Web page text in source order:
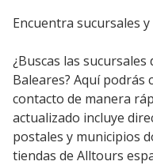
Encuentra sucursales
¿Buscas las
Baleares? Aquí
contacto de manera
actualizado incluye
postales y municipios
tiendas de Alltours